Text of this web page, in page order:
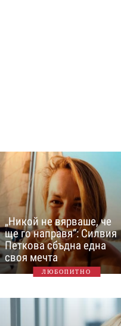
„Никой не вярваше, че
ще го направя“: Силвия
Петкова сбъдна една
своя мечта
ЛЮБОПИТНО